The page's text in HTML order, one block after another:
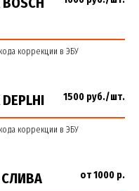
коррекции в ЭБУ
1500 руб./шт.
коррекции в ЭБУ
от 1000 р.